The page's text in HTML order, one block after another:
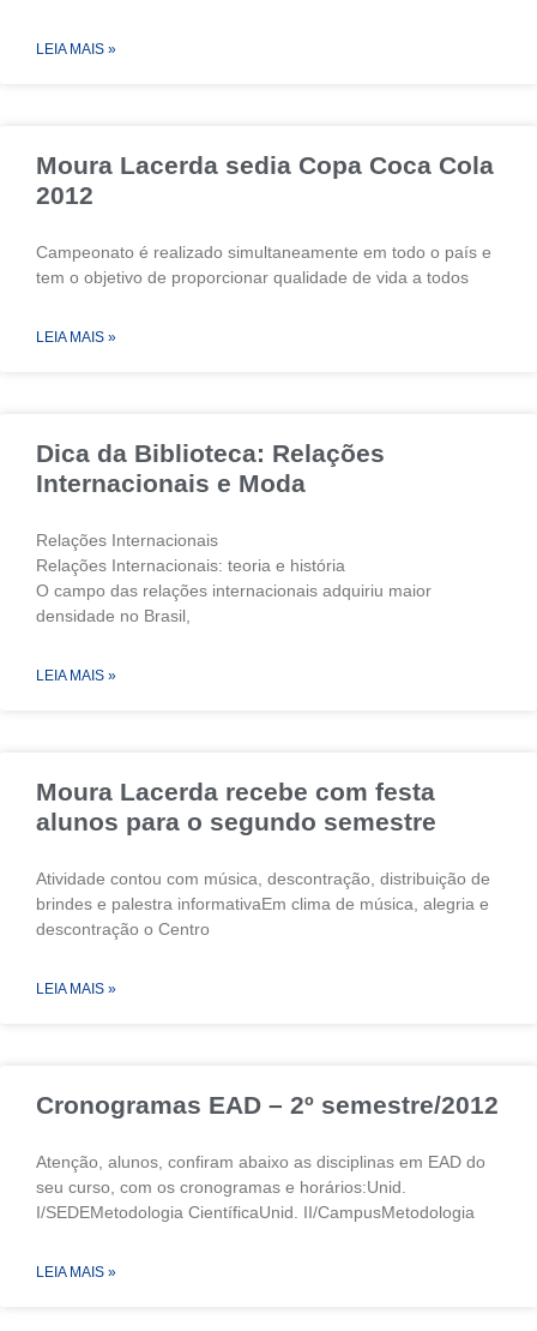
LEIA MAIS »
Moura Lacerda sedia Copa Coca Cola
2012
Campeonato é realizado simultaneamente em todo o país e
tem o objetivo de proporcionar qualidade de vida a todos
LEIA MAIS »
Dica da Biblioteca: Relações
Internacionais e Moda
Relações Internacionais
Relações Internacionais: teoria e história
O campo das relações internacionais adquiriu maior
densidade no Brasil,
LEIA MAIS »
Moura Lacerda recebe com festa
alunos para o segundo semestre
Atividade contou com música, descontração, distribuição de
brindes e palestra informativaEm clima de música, alegria e
descontração o Centro
LEIA MAIS »
Cronogramas EAD – 2º semestre/2012
Atenção, alunos, confiram abaixo as disciplinas em EAD do
seu curso, com os cronogramas e horários:Unid.
I/SEDEMetodologia CientíficaUnid. II/CampusMetodologia
LEIA MAIS »